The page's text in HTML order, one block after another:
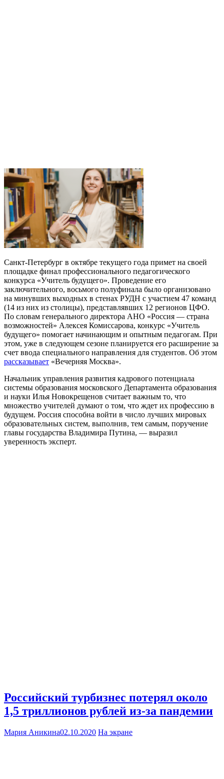
Санкт-Петербург в октябре текущего года примет на своей
площадке финал профессионального педагогического
конкурса «Учитель будущего». Проведение его
заключительного, восьмого полуфинала было организовано
на минувших выходных в стенах РУДН с участием 47 команд
(14 из них из столицы), представлявших 12 регионов ЦФО.
По словам генерального директора АНО «Россия — страна
возможностей» Алексея Комиссарова, конкурс «Учитель
будущего» помогает начинающим и опытным педагогам. При
этом, уже в следующем сезоне планируется его расширение за
счет ввода специального направления для студентов. Об этом
рассказывает «Вечерняя Москва».
Начальник управления развития кадрового потенциала
системы образования московского Департамента образования
и науки Илья Новокрещенов считает важным то, что
множество учителей думают о том, что ждет их профессию в
будущем. Россия способна войти в число лучших мировых
образовательных систем, выполнив, тем самым, поручение
главы государства Владимира Путина, — выразил
уверенность эксперт.
Российский турбизнес потерял около
1,5 триллионов рублей из-за пандемии
Мария Аникина02.10.2020 На экране